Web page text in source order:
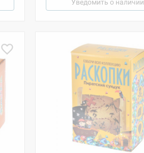
Уведомить о наличии